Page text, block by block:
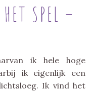
SPEL –
ik hele hoge
ik eigenlijk een
Ik vind het